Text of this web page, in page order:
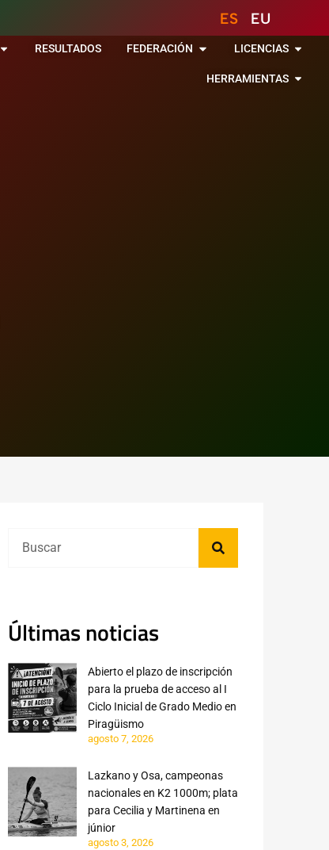
ES EU
RESULTADOS FEDERACIÓN LICENCIAS
HERRAMIENTAS
Últimas noticias
Abierto el plazo de inscripción
para la prueba de acceso al I
Ciclo Inicial de Grado Medio en
Piragüismo
agosto 7, 2026
Lazkano y Osa, campeonas
nacionales en K2 1000m; plata
para Cecilia y Martinena en
júnior
agosto 3, 2026